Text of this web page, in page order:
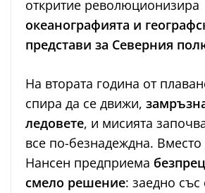
откритие революционизира
океанографията и
представи за Северния
На втората година от
спира да се движи,
ледовете, и мисията
все по-безнадеждна. Вместо
Нансен предприема
смело решение: заедно със